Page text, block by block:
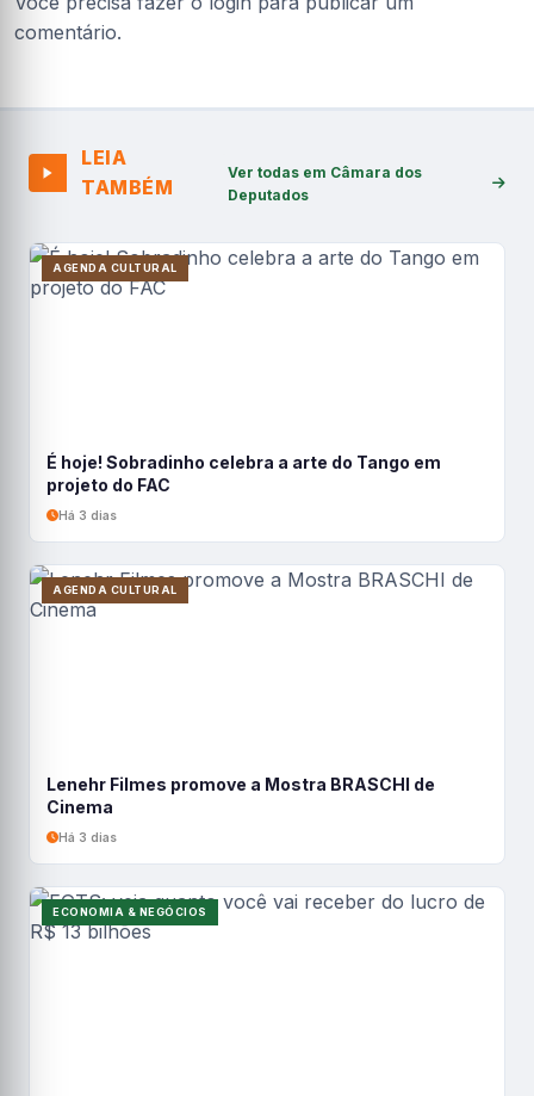
comentário.
LEIA
TAMBÉM
Ver todas em Câmara dos
Deputados
AGENDA CULTURAL
É hoje! Sobradinho celebra a arte do Tango em
projeto do FAC
Há 3 dias
AGENDA CULTURAL
Lenehr Filmes promove a Mostra BRASCHI de
Cinema
Há 3 dias
ECONOMIA & NEGÓCIOS